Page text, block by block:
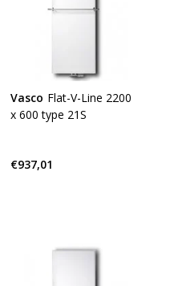
Vasco Flat-V-Line 2200
x 600 type 21S
€937,01